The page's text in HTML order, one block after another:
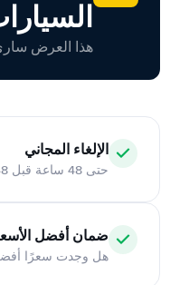
هذا العرض ساري حتى ١١ أغسطس ٢٠٢٦ -
الإلغاء المجاني
حتى 48 ساعة قبل 48 ساعة من موعد الاستلام المحدد
ضمان أفضل
هل وجدت سعرًا